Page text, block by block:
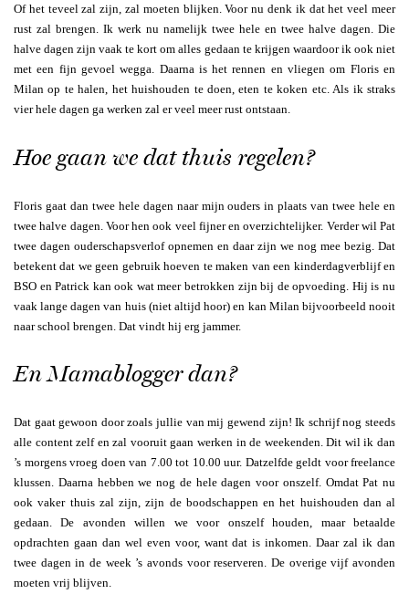
Of het teveel zal zijn, zal moeten blijken. Voor nu denk ik dat het veel meer
rust zal brengen. Ik werk nu namelijk twee hele en twee halve dagen. Die
halve dagen zijn vaak te kort om alles gedaan te krijgen waardoor ik ook niet
met een fijn gevoel wegga. Daarna is het rennen en vliegen om Floris en
Milan op te halen, het huishouden te doen, eten te koken etc. Als ik straks
vier hele dagen ga werken zal er veel meer rust ontstaan.
Hoe gaan we dat thuis regelen?
Floris gaat dan twee hele dagen naar mijn ouders in plaats van twee hele en
twee halve dagen. Voor hen ook veel fijner en overzichtelijker. Verder wil Pat
twee dagen ouderschapsverlof opnemen en daar zijn we nog mee bezig. Dat
betekent dat we geen gebruik hoeven te maken van een kinderdagverblijf en
BSO en Patrick kan ook wat meer betrokken zijn bij de opvoeding. Hij is nu
vaak lange dagen van huis (niet altijd hoor) en kan Milan bijvoorbeeld nooit
naar school brengen. Dat vindt hij erg jammer.
En Mamablogger dan?
Dat gaat gewoon door zoals jullie van mij gewend zijn! Ik schrijf nog steeds
alle content zelf en zal vooruit gaan werken in de weekenden. Dit wil ik dan
’s morgens vroeg doen van 7.00 tot 10.00 uur. Datzelfde geldt voor freelance
klussen. Daarna hebben we nog de hele dagen voor onszelf. Omdat Pat nu
ook vaker thuis zal zijn, zijn de boodschappen en het huishouden dan al
gedaan. De avonden willen we voor onszelf houden, maar betaalde
opdrachten gaan dan wel even voor, want dat is inkomen. Daar zal ik dan
twee dagen in de week ’s avonds voor reserveren. De overige vijf avonden
moeten vrij blijven.